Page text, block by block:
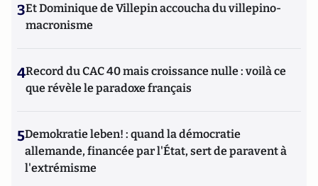
3Et Dominique de Villepin accoucha du villepino-
macronisme
4Record du CAC 40 mais croissance nulle : voilà ce
que révèle le paradoxe français
5Demokratie leben! : quand la démocratie
allemande, financée par l'État, sert de paravent à
l'extrémisme